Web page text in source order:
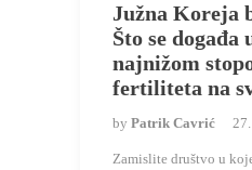
Južna Koreja
Što se događa
najnižom
fertiliteta na
by Patrik Cavrić
Zamislite društvo u